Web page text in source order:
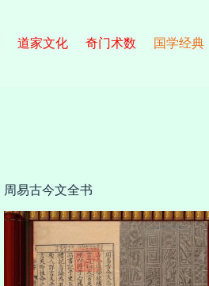
道家文化 奇门术数 国学经典
周易古今文全书